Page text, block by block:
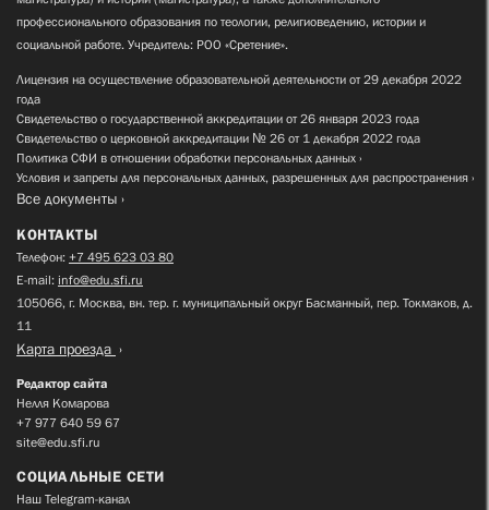
профессионального образования по теологии, религиоведению, истории и
социальной работе. Учредитель: РОО «Сретение».
Лицензия на осуществление образовательной деятельности от 29 декабря 2022
года
Свидетельство о государственной аккредитации от 26 января 2023 года
Свидетельство о церковной аккредитации № 26 от 1 декабря 2022 года
Политика СФИ в отношении обработки персональных данных
Условия и запреты для персональных данных, разрешенных для распространения
Все документы
КОНТАКТЫ
Телефон: +7 495 623 03 80
E-mail: info@edu.sfi.ru
105066, г. Москва, вн. тер. г. муниципальный округ Басманный, пер. Токмаков, д.
11
Карта проезда
Редактор сайта
Нелля Комарова
+7 977 640 59 67
site@edu.sfi.ru
СОЦИАЛЬНЫЕ СЕТИ
Наш Telegram-канал